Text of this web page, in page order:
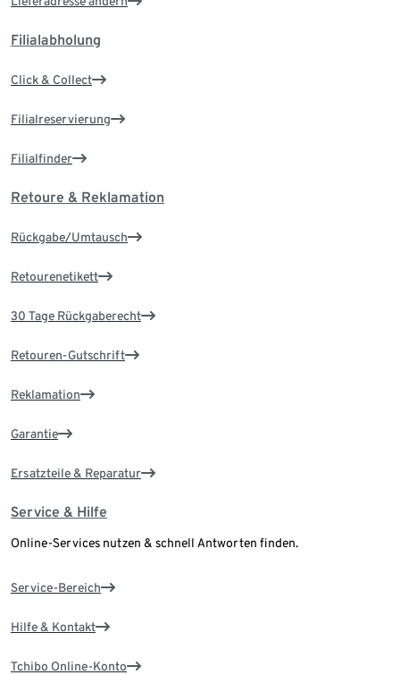
Filialabholung
Click & Collect
Filialreservierung
Filialfinder
Retoure & Reklamation
Rückgabe/Umtausch
Retourenetikett
30 Tage Rückgaberecht
Retouren-Gutschrift
Reklamation
Garantie
Ersatzteile & Reparatur
Service & Hilfe
Online-Services nutzen & schnell Antworten finden.
Service-Bereich
Hilfe & Kontakt
Tchibo Online-Konto